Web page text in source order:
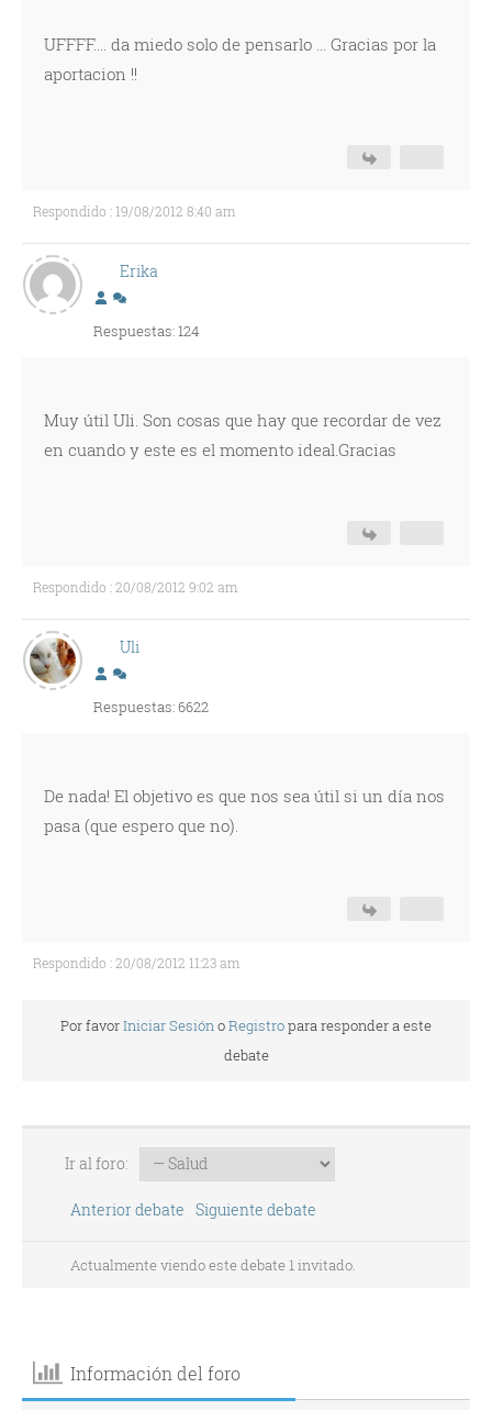
UFFFF.... da miedo solo de pensarlo ... Gracias por la
aportacion !!
Respondido : 19/08/2012 8:40 am
Erika
Respuestas: 124
Muy útil Uli. Son cosas que hay que recordar de vez
en cuando y este es el momento ideal.Gracias
Respondido : 20/08/2012 9:02 am
Uli
Respuestas: 6622
De nada! El objetivo es que nos sea útil si un día nos
pasa (que espero que no).
Respondido : 20/08/2012 11:23 am
Por favorIniciar SesiónoRegistropara responder a este
debate
Ir al foro:
Anterior debate Siguiente debate
Actualmente viendo este debate 1 invitado.
Información del foro